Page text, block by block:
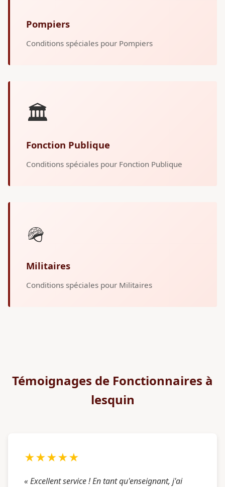
Pompiers
Conditions spéciales pour Pompiers
🏛️
Fonction Publique
Conditions spéciales pour Fonction Publique
🪖
Militaires
Conditions spéciales pour Militaires
Témoignages de Fonctionnaires à
lesquin
★★★★★
« Excellent service ! En tant qu'enseignant, j'ai